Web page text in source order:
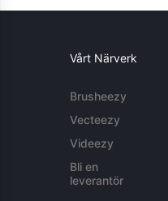
Vårt Närverk
Brusheezy
Vecteezy
Videezy
Bli en
leverantör